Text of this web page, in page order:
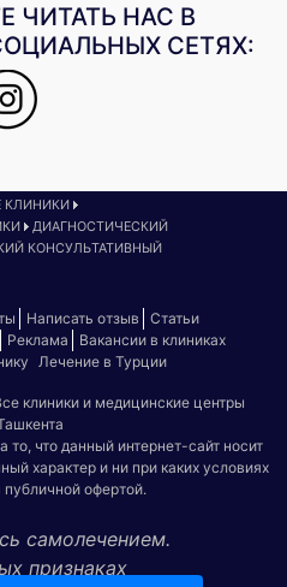
ЧИТАТЬ НАС В
СЕТЯХ:
КЛИНИКИ
ДИАГНОСТИЧЕСКИЙ
КОНСУЛЬТАТИВНЫЙ
Написать отзыв
Статьи
Реклама
Вакансии в клиниках
Лечение в Турции
клиники и медицинские центры
что данный интернет-сайт носит
характер и ни при каких условиях
публичной офертой.
самолечением.
признаках